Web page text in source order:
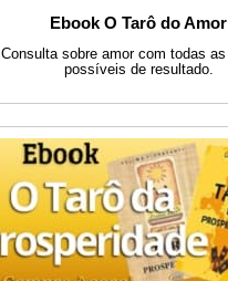
Ebook O Tarô do Amor
Consulta sobre amor com todas
possíveis de resultado.